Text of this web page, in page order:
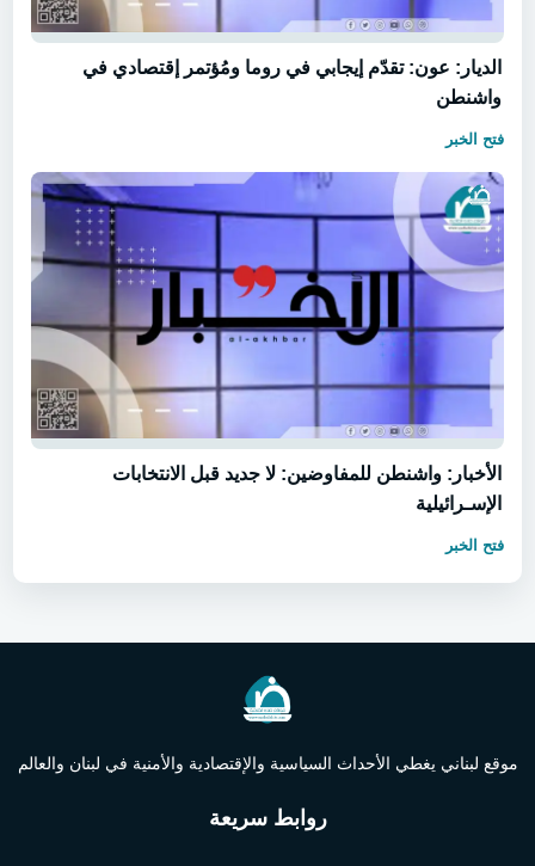
الديار: عون: تقدّم إيجابي في روما ومُؤتمر إقتصادي في
واشنطن
فتح الخبر
الأخبار: واشنطن للمفاوضين: لا جديد قبل الانتخابات
الإسـرائيلية
فتح الخبر
موقع لبناني يغطي الأحداث السياسية والإقتصادية والأمنية في لبنان والعالم
روابط سريعة